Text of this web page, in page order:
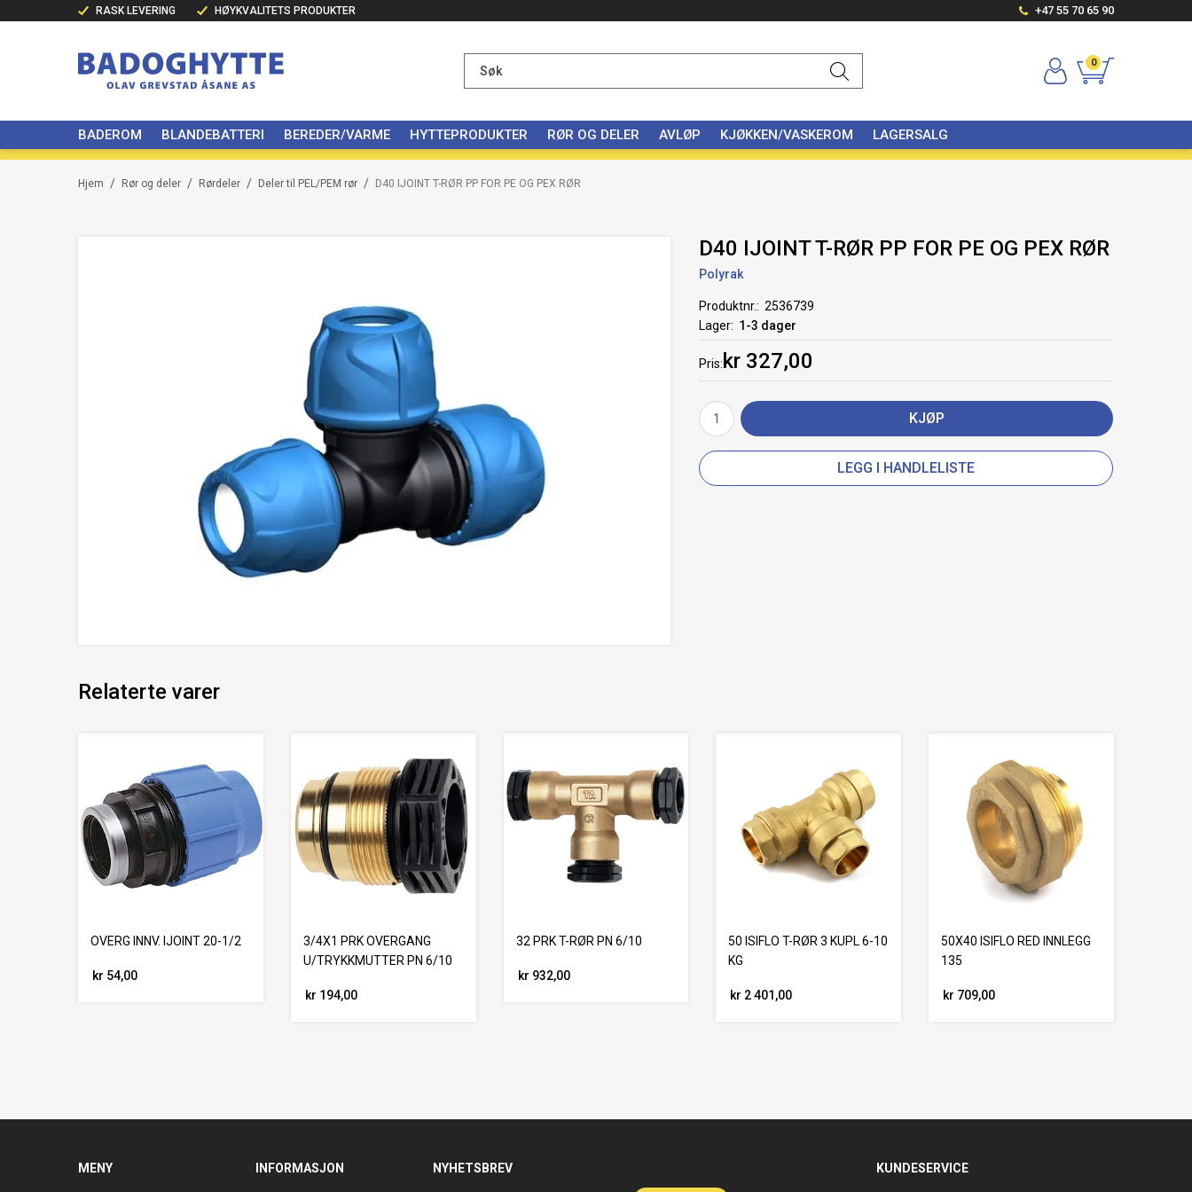
RASK LEVERING HØYKVALITETS PRODUKTER +47 55 70 65 90
0
BADEROM BLANDEBATTERI BEREDER/VARME HYTTEPRODUKTER RØR OG DELER AVLØP KJØKKEN/VASKEROM LAGERSALG
/
Hjem /
Rør og deler /
Rørdeler /
Deler til PEL/PEM rør D40 IJOINT T-RØR PP FOR PE OG PEX RØR
D40 IJOINT T-RØR PP FOR PE OG PEX RØR
Polyrak
Produktnr.
2536739
Lager
1-3 dager
Pris kr 327,00
KJØP
LEGG I HANDLELISTE
Relaterte varer
OVERG INNV. IJOINT 20-1/2
kr 54,00
3/4X1 PRK OVERGANG
U/TRYKKMUTTER PN 6/10
kr 194,00
32 PRK T-RØR PN 6/10
kr 932,00
50 ISIFLO T-RØR 3 KUPL 6-10
KG
kr 2 401,00
50X40 ISIFLO RED INNLEGG
135
kr 709,00
MENY INFORMASJON NYHETSBREV KUNDESERVICE